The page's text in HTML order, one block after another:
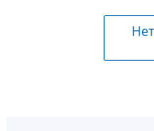
Нет